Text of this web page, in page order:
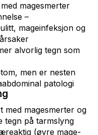
magesmerter
–
mageinfeksjon og
alvorlig tegn som
men er nesten
patologi
med magesmerter og
tegn på tarmslyng
(øvre mage-